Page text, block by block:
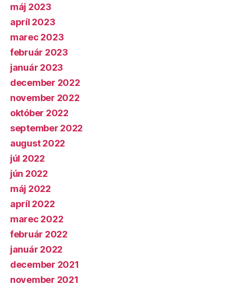
máj 2023
apríl 2023
marec 2023
február 2023
január 2023
december 2022
november 2022
október 2022
september 2022
august 2022
júl 2022
jún 2022
máj 2022
apríl 2022
marec 2022
február 2022
január 2022
december 2021
november 2021